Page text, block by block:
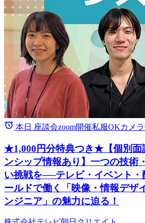
本日 座談会zoom開催私服OKカメ
★1,000円分特典つき★【個別面
ンシップ情報あり】一つの技術
い挑戦を──テレビ・イベント・
ールドで働く「映像・情報デザ
ンジニア」の魅力に迫る！